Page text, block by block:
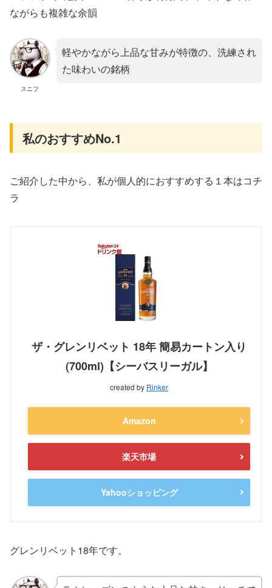
ながらも複雑な余韻
スニフ
軽やかながら上品な甘みが特徴の、洗練され
た味わいの銘柄
私のおすすめNo.1
ご紹介した中から、私が個人的におすすめする１本はコチ
ラ
ザ・グレンリベット 18年 簡易カートン入り
(700ml)【シーバスリーガル】
created by Rinker
Amazon
楽天市場
Yahooショッピング
グレンリベット18年です。